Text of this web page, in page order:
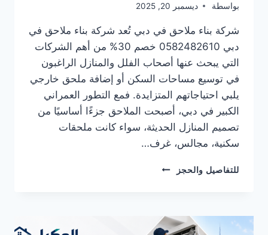
بواسطة ديسمبر 20, 2025
شركة بناء ملاحق في دبي تُعد شركة بناء ملاحق في
دبي 0582482610 خصم 30% من أهم الشركات
التي يبحث عنها أصحاب الفلل والمنازل الراغبون
في توسيع مساحات السكن أو إضافة ملحق خارجي
يلبي احتياجاتهم المتزايدة. فمع التطور العمراني
الكبير في دبي، أصبحت الملاحق جزءًا أساسيًا من
تصميم المنازل الحديثة، سواء كانت ملحقات
سكنية، مجالس، غرف…
للتفاصيل والحجز
شركة
راس
الخيمة